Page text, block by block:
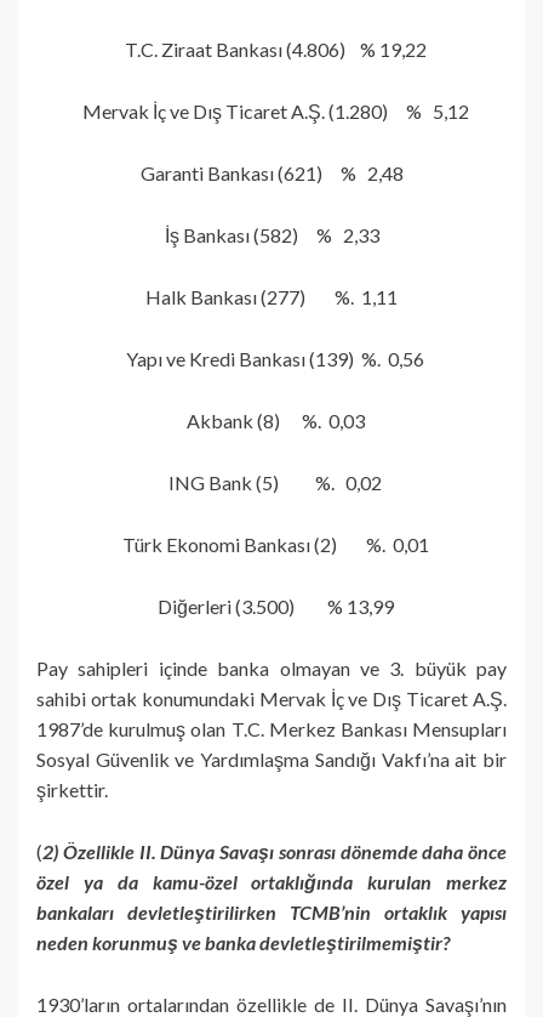
T.C. Ziraat Bankası (4.806) % 19,22
Mervak İç ve Dış Ticaret A.Ş. (1.280) % 5,12
Garanti Bankası (621) % 2,48
İş Bankası (582) % 2,33
Halk Bankası (277) %. 1,11
Yapı ve Kredi Bankası (139) %. 0,56
Akbank (8) %. 0,03
ING Bank (5) %. 0,02
Türk Ekonomi Bankası (2) %. 0,01
Diğerleri (3.500) % 13,99
Pay sahipleri içinde banka olmayan ve 3. büyük pay
sahibi ortak konumundaki Mervak İç ve Dış Ticaret A.Ş.
1987’de kurulmuş olan T.C. Merkez Bankası Mensupları
Sosyal Güvenlik ve Yardımlaşma Sandığı Vakfı’na ait bir
şirkettir.
(2) Özellikle II. Dünya Savaşı sonrası dönemde daha önce
özel ya da kamu-özel ortaklığında kurulan merkez
bankaları devletleştirilirken TCMB’nin ortaklık yapısı
neden korunmuş ve banka devletleştirilmemiştir?
1930’ların ortalarından özellikle de II. Dünya Savaşı’nın